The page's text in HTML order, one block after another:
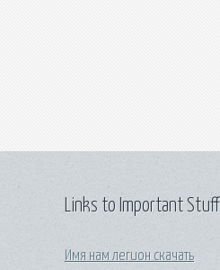
Links to Important Stuff
Имя нам легион скачать